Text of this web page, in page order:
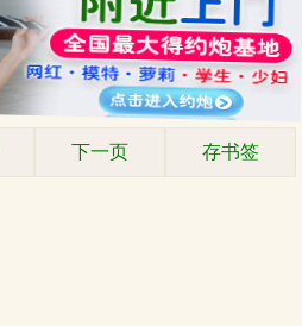
下一页 存书签